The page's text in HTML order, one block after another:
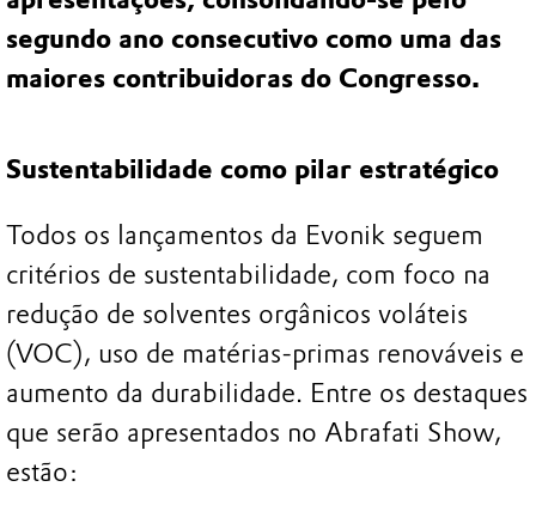
segundo ano consecutivo como uma das
maiores contribuidoras do Congresso.
Sustentabilidade como pilar estratégico
Todos os lançamentos da Evonik seguem
critérios de sustentabilidade, com foco na
redução de solventes orgânicos voláteis
(VOC), uso de matérias-primas renováveis e
aumento da durabilidade. Entre os destaques
que serão apresentados no Abrafati Show,
estão: